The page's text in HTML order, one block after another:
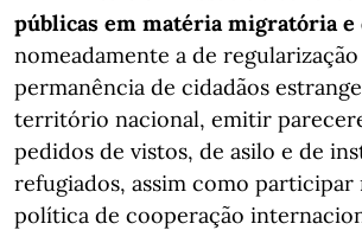
públicas em matéria migratória e
nomeadamente a de
permanência de cidadãos
território nacional, emitir
pedidos de vistos, de asilo e de
refugiados, assim como participar
política de cooperação